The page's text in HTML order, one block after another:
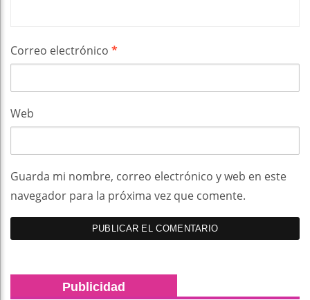
Correo electrónico *
Web
Guarda mi nombre, correo electrónico y web en este
navegador para la próxima vez que comente.
Publicidad